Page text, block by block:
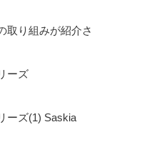
取り組みが紹介さ
ーズ
ーズ(1) Saskia